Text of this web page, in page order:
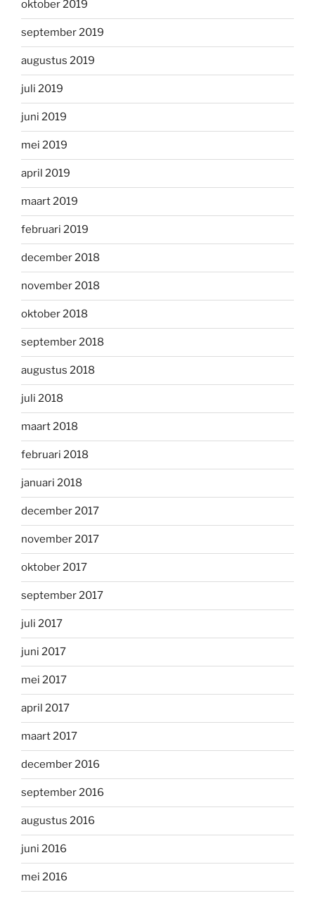
oktober 2019
september 2019
augustus 2019
juli 2019
juni 2019
mei 2019
april 2019
maart 2019
februari 2019
december 2018
november 2018
oktober 2018
september 2018
augustus 2018
juli 2018
maart 2018
februari 2018
januari 2018
december 2017
november 2017
oktober 2017
september 2017
juli 2017
juni 2017
mei 2017
april 2017
maart 2017
december 2016
september 2016
augustus 2016
juni 2016
mei 2016